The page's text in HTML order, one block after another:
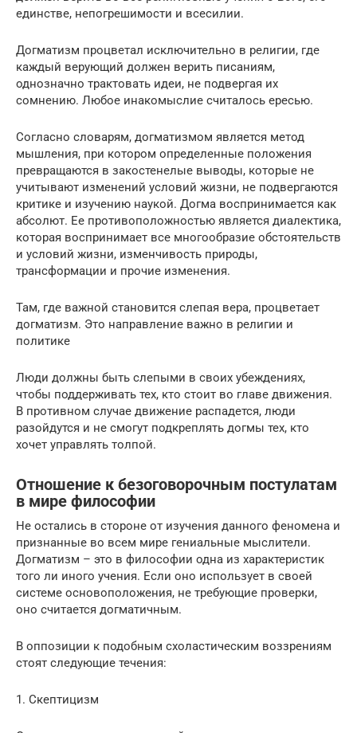
единстве, непогрешимости и всесилии.
Догматизм процветал исключительно в религии, где
каждый верующий должен верить писаниям,
однозначно трактовать идеи, не подвергая их
сомнению. Любое инакомыслие считалось ересью.
Согласно словарям, догматизмом является метод
мышления, при котором определенные положения
превращаются в закостенелые выводы, которые не
учитывают изменений условий жизни, не подвергаются
критике и изучению наукой. Догма воспринимается как
абсолют. Ее противоположностью является диалектика,
которая воспринимает все многообразие обстоятельств
и условий жизни, изменчивость природы,
трансформации и прочие изменения.
Там, где важной становится слепая вера, процветает
догматизм. Это направление важно в религии и
политике
Люди должны быть слепыми в своих убеждениях,
чтобы поддерживать тех, кто стоит во главе движения.
В противном случае движение распадется, люди
разойдутся и не смогут подкреплять догмы тех, кто
хочет управлять толпой.
Отношение к безоговорочным постулатам
в мире философии
Не остались в стороне от изучения данного феномена и
признанные во всем мире гениальные мыслители.
Догматизм – это в философии одна из характеристик
того ли иного учения. Если оно использует в своей
системе основоположения, не требующие проверки,
оно считается догматичным.
В оппозиции к подобным схоластическим воззрениям
стоят следующие течения:
1. Скептицизм